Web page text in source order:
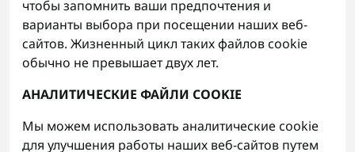
чтобы запомнить ваши предпочтения и
варианты выбора при посещении наших веб-
сайтов. Жизненный цикл таких файлов cookie
обычно не превышает двух лет.
АНАЛИТИЧЕСКИЕ ФАЙЛИ COOKIE
Мы можем использовать аналитические cookie
для улучшения работы наших веб-сайтов путем